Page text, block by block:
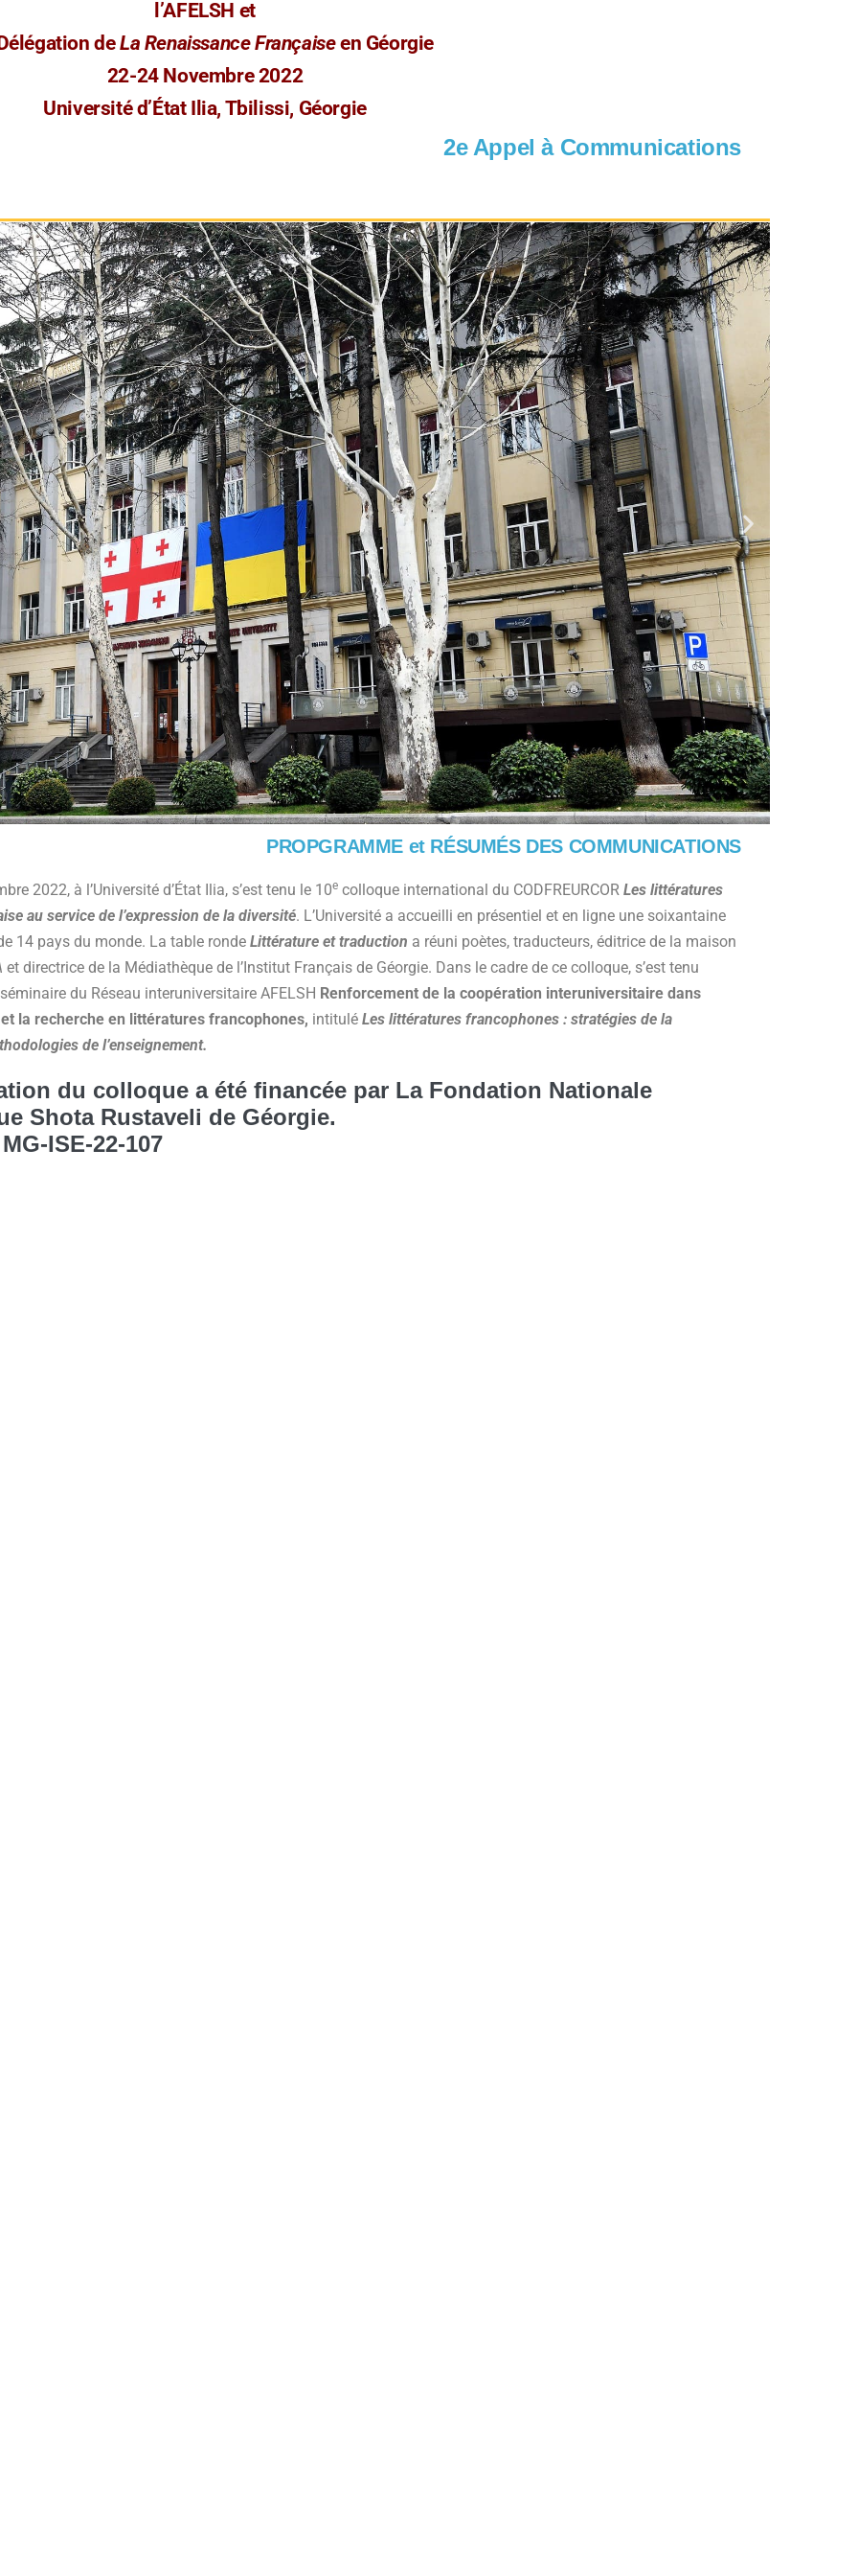
l’AFELSH et
deLa Renaissance Françaiseen Géorgie
22-24 Novembre 2022
Université d’État Ilia, Tbilissi, Géorgie
2e Appel à Communications
PROPGRAMME et RÉSUMÉS DES COMMUNICATIONS
2022, à l’Université d’État Ilia, s’est tenu le 10e colloque international du CODFREURCOR Les littératures
au service de l’expression de la diversité. L’Université a accueilli en présentiel et en ligne une soixantaine
14 pays du monde. La table ronde Littérature et traduction a réuni poètes, traducteurs, éditrice de la maison
et directrice de la Médiathèque de l’Institut Français de Géorgie. Dans le cadre de ce colloque, s’est tenu
du Réseau interuniversitaire AFELSH Renforcement de la coopération interuniversitaire dans
la recherche en littératures francophones, intitulé Les littératures francophones : stratégies de la
de l’enseignement.
du colloque a été financée par La Fondation Nationale
Shota Rustaveli de Géorgie.
ISE-22-107